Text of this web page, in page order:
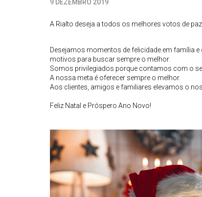
9 DEZEMBRO 2019
A Rialto deseja a todos os melhores votos de
Desejamos momentos de felicidade em família
motivos para buscar sempre o melhor.
Somos privilegiados porque contamos com o
A nossa meta é oferecer sempre o melhor.
Aos clientes, amigos e familiares elevamos o
Feliz Natal e Próspero Ano Novo!